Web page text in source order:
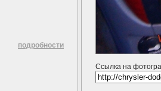
подробности
Ссылка на